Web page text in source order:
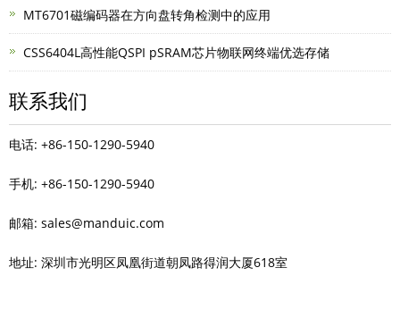
MT6701磁编码器在方向盘转角检测中的应用
CSS6404L高性能QSPI pSRAM芯片物联网终端优选存储
联系我们
电话: +86-150-1290-5940
手机: +86-150-1290-5940
邮箱: sales@manduic.com
地址: 深圳市光明区凤凰街道朝凤路得润大厦618室